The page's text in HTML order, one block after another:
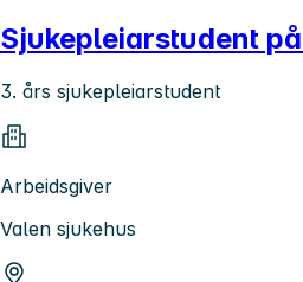
Sjukepleiarstudent
3. års sjukepleiarstudent
Arbeidsgiver
Valen sjukehus